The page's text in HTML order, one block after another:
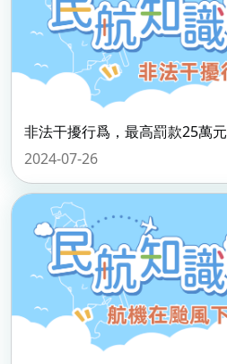
非法干擾行爲，最高罰款25萬元
2024-07-26